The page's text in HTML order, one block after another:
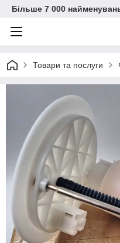
Більше 7 000
Товари та послуги